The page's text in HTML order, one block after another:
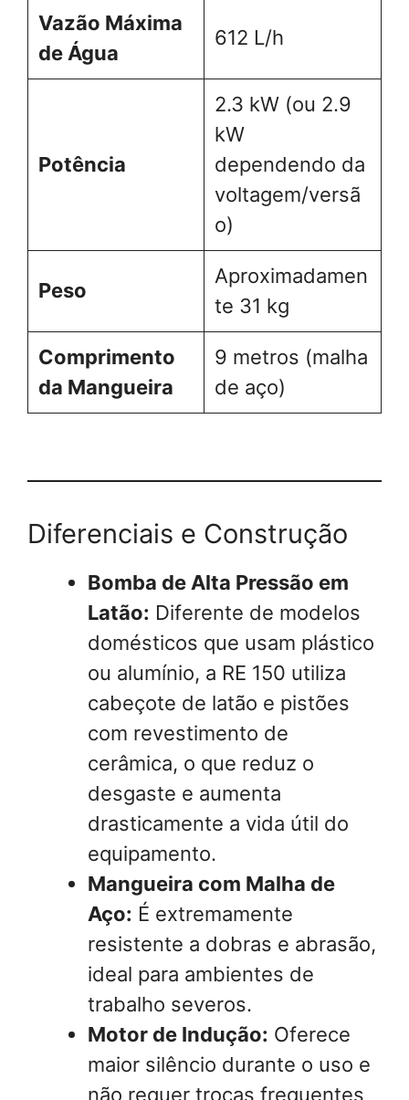
Vazão Máxima
de Água
612 L/h
Potência
2.3 kW (ou 2.9
kW
dependendo da
voltagem/versã
o)
Peso
Aproximadamen
te 31 kg
Comprimento
da Mangueira
9 metros (malha
de aço)
Diferenciais e Construção
Bomba de Alta Pressão em
Latão: Diferente de modelos
domésticos que usam plástico
ou alumínio, a RE 150 utiliza
cabeçote de latão e pistões
com revestimento de
cerâmica, o que reduz o
desgaste e aumenta
drasticamente a vida útil do
equipamento.
Mangueira com Malha de
Aço: É extremamente
resistente a dobras e abrasão,
ideal para ambientes de
trabalho severos.
Motor de Indução: Oferece
maior silêncio durante o uso e
não requer trocas frequentes